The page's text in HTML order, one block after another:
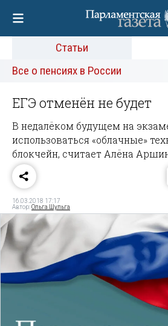
Статьи
Все о пенсиях в России
ЕГЭ отменён не будет
В недалёком будущем на
использоваться «облачные»
блокчейн, считает Алёна
16.03.2018 17:17
Автор:Ольга Шульга